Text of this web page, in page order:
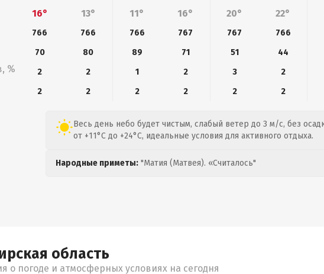
%
16°
13° 11° 16° 20° 22°
766 766 766 767 767 766
70
80 89 71 51 44
2
2 1 2 3 2
2
2 2 2 2 2
Весь день небо будет чистым, слабый ветер до 3 м/с, без
от +11°C до +24°C, идеальные условия для активного отдыха.
Народные приметы: "Матия (Матвея). «Считалось"
область
о погоде и атмосферных условиях на сегодня